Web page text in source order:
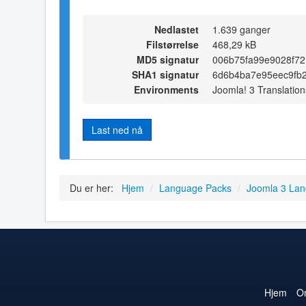
Nedlastet
1.639 ganger
Filstørrelse
468,29 kB
MD5 signatur
SHA1 signatur
Environments
Joomla! 3
Last ned nå
Du er her: Hjem / Language Packs / Joomla 3
Hjem